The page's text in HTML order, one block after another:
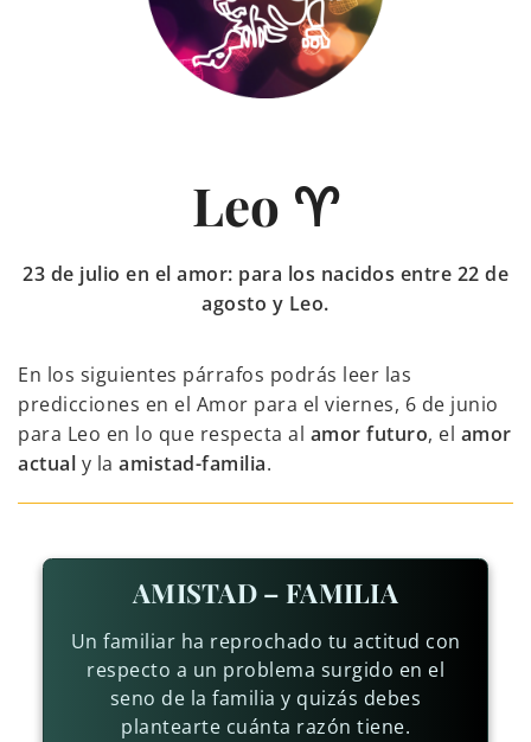
Leo ♈
23 de julio en el amor: para los nacidos entre 22 de
agosto y Leo.
En los siguientes párrafos podrás leer las
predicciones en el Amor para el viernes, 6 de junio
para Leo en lo que respecta al amor futuro, el amor
actual y la amistad-familia.
AMISTAD – FAMILIA
Un familiar ha reprochado tu actitud con
respecto a un problema surgido en el
seno de la familia y quizás debes
plantearte cuánta razón tiene.